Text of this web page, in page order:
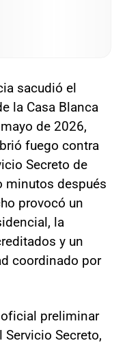
sacudió el
la Casa Blanca
de 2026,
fuego contra
Secreto de
minutos después
provocó un
la
y un
coordinado por
preliminar
Secreto,